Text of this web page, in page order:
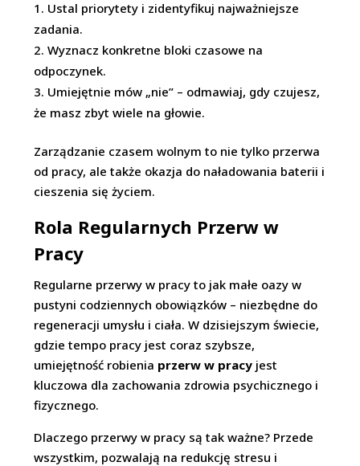
Ustal priorytety i zidentyfikuj najważniejsze
zadania.
Wyznacz konkretne bloki czasowe na
odpoczynek.
Umiejętnie mów „nie” – odmawiaj, gdy czujesz,
że masz zbyt wiele na głowie.
Zarządzanie czasem wolnym to nie tylko przerwa
od pracy, ale także okazja do naładowania baterii i
cieszenia się życiem.
Rola Regularnych Przerw w
Pracy
Regularne przerwy w pracy to jak małe oazy w
pustyni codziennych obowiązków – niezbędne do
regeneracji umysłu i ciała. W dzisiejszym świecie,
gdzie tempo pracy jest coraz szybsze,
umiejętność robienia przerw w pracy jest
kluczowa dla zachowania zdrowia psychicznego i
fizycznego.
Dlaczego przerwy w pracy są tak ważne? Przede
wszystkim, pozwalają na redukcję stresu i